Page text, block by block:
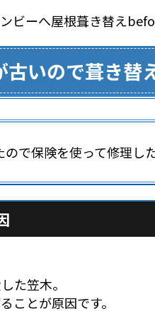
いので葺き替
で保険を使って修理
た笠木。
ことが原因です。